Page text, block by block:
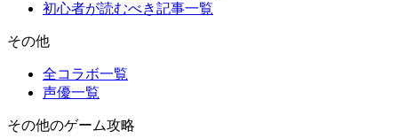
初心者が読むべき記事一覧
その他
全コラボ一覧
声優一覧
その他のゲーム攻略